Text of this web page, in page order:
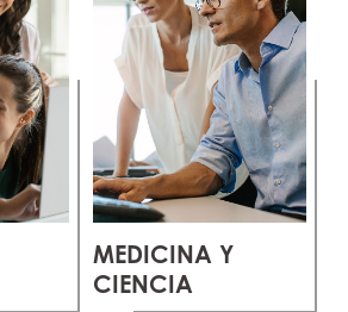
MEDICINA Y
CIENCIA